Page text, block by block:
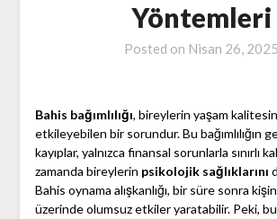
Yöntemleri
Posted on Nisan 26, 2025
Bahis bağımlılığı, bireylerin yaşam
etkileyebilen bir sorundur. Bu bağımlılığın
kayıplar, yalnızca finansal sorunlarla sınırlı
zamanda bireylerin psikolojik sağlıklarını
Bahis oynama alışkanlığı, bir süre sonra
üzerinde olumsuz etkiler yaratabilir. Peki, bu